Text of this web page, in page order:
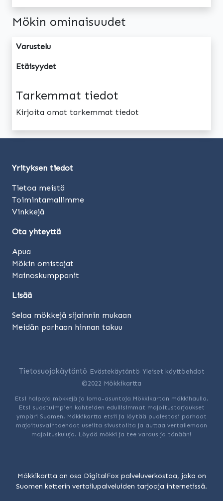
Mökin ominaisuudet
Varustelu
Etäisyydet
Tarkemmat tiedot
Kirjoita omat tarkemmat tiedot
Yrityksen tiedot
Tietoa meistä
Toimintamallimme
Vinkkejä
Ota yhteyttä
Apua
Mökin omistajat
Mainoskumppanit
Lisää
Selaa mökkejä sijainnin mukaan
Meidän parhaan hinnan takuu
Tietosuojakäytäntö Evästekäytäntö Yleiset käyttöehdot
©2022 Mökkikartta
Etsi halpoja mökkejä ja loma-asuntoja Mökkikartan mökkihaulla.
Etsi suostuimpien kohteiden edullisimmat majoitustarjoukset
ympäri Suomen. Mökkikartta etsii ja löytää puolestasi parhaat
majoitusvaihtoehdot useilta sivustoilta ja auttaa vertailemaan
majoituskuluja. Löydä mökki ja tee varaus jo tänään!
Mökkikartta on osa DigitalFox palveluverkostoa, joka on
Suomen ketterin vertailupalveluiden tarjoaja internetissä.